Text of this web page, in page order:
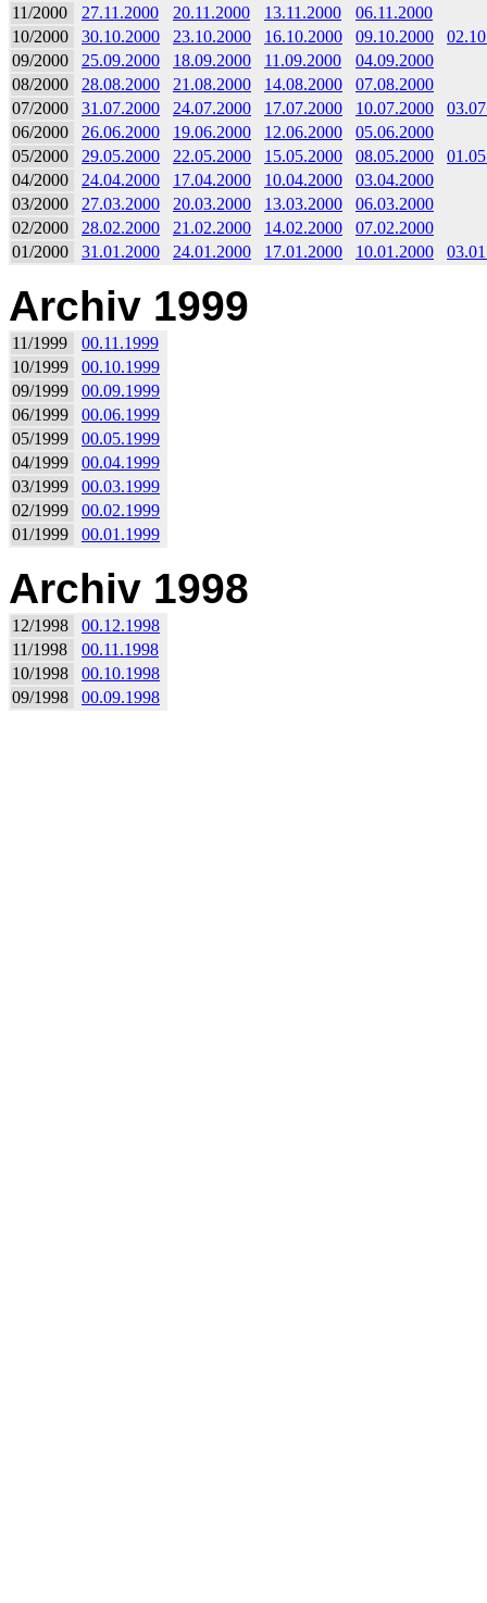
11/2000 27.11.2000 20.11.2000 13.11.2000
06.11.2000
10/2000
30.10.2000 23.10.2000 16.10.2000 09.10.2000
09/2000
25.09.2000 18.09.2000 11.09.2000
04.09.2000
08/2000
28.08.2000 21.08.2000 14.08.2000
07.08.2000
07/2000
31.07.2000 24.07.2000 17.07.2000 10.07.2000
06/2000
26.06.2000 19.06.2000 12.06.2000
05.06.2000
05/2000
29.05.2000 22.05.2000 15.05.2000 08.05.2000
04/2000
24.04.2000 17.04.2000 10.04.2000
03.04.2000
03/2000
27.03.2000 20.03.2000 13.03.2000
06.03.2000
02/2000
28.02.2000 21.02.2000 14.02.2000
07.02.2000
01/2000
31.01.2000 24.01.2000 17.01.2000 10.01.2000
Archiv 1999
11/1999
00.11.1999
10/1999
00.10.1999
09/1999
00.09.1999
06/1999
00.06.1999
05/1999
00.05.1999
04/1999
00.04.1999
03/1999
00.03.1999
02/1999
00.02.1999
01/1999
00.01.1999
Archiv 1998
12/1998
00.12.1998
11/1998
00.11.1998
10/1998
00.10.1998
09/1998
00.09.1998